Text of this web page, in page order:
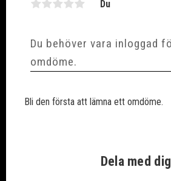
Dela med dig
Du
Bli den första att lämna ett omdöme.